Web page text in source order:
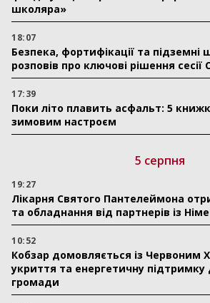
школяра»
18:07
Безпека, фортифікації та
розповів про ключові рішення
17:39
Поки літо плавить асфальт: 5
зимовим настроєм
5 серпня
19:27
Лікарня Святого Пантелеймона
та обладнання від партнерів із
10:52
Кобзар домовляється із Червоним
укриття та енергетичну підтримку
громади